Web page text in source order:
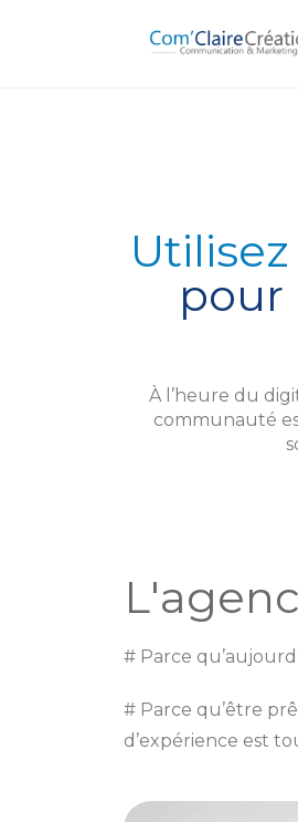
pour
À l’heure du
communauté
# Parce
# Parce qu’être
d’expérience est